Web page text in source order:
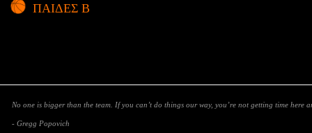
ΠΑΙΔΕΣ Β
No one is bigger than the team. If you can’t do things our way, you’re not getting time here
- Gregg Popovich